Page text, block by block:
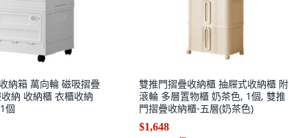
納箱 萬向輪 磁吸摺疊
納 收納櫃 衣櫃收納
個
雙推門摺疊收納櫃 抽屜式收納櫃 附
滾輪 多層置物櫃 奶茶色, 1個, 雙推
門摺疊收納櫃-五層(奶茶色)
$1,648